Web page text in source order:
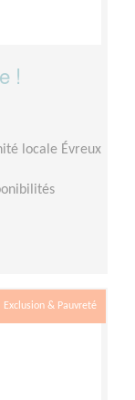
!
locale Évreux
Exclusion & Pauvreté